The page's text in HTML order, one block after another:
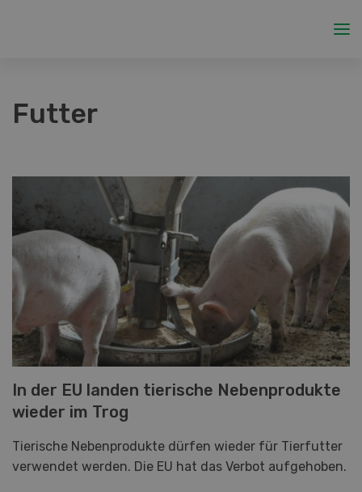
Futter
In der EU landen tierische Nebenprodukte
wieder im Trog
Tierische Nebenprodukte dürfen wieder für Tierfutter
verwendet werden. Die EU hat das Verbot aufgehoben.